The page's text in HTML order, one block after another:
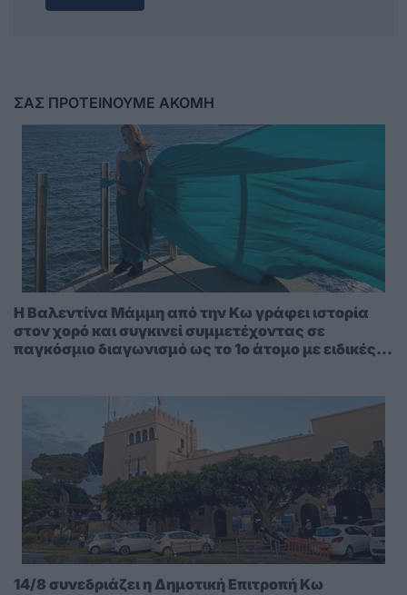
ΣΑΣ ΠΡΟΤΕΙΝΟΥΜΕ ΑΚΟΜΗ
Η Βαλεντίνα Μάμμη από την Κω γράφει ιστορία
στον χορό και συγκινεί συμμετέχοντας σε
παγκόσμιο διαγωνισμό ως το 1ο άτομο με ειδικές
14/8 συνεδριάζει η Δημοτική Επιτροπή Κω